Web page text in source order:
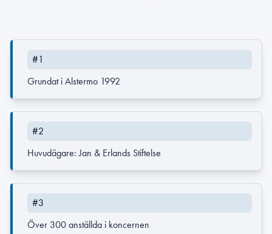
#1
Grundat i Alstermo 1992
#2
Huvudägare: Jan & Erlands Stiftelse
#3
Över 300 anställda i koncernen